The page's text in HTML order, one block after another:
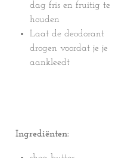
dag fris en fruitig te
houden
Laat de deodorant
drogen voordat je je
aankleedt
Ingrediënten: